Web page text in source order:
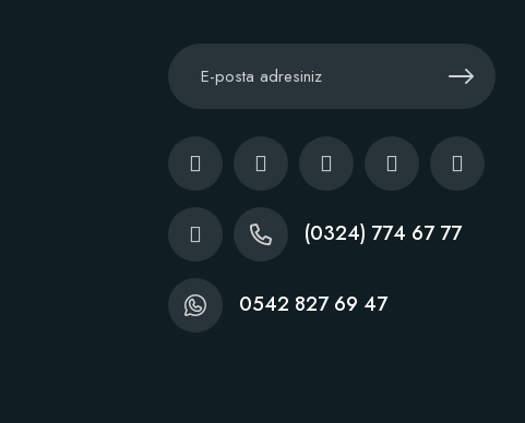
(0324) 774 67 77
0542 827 69 47